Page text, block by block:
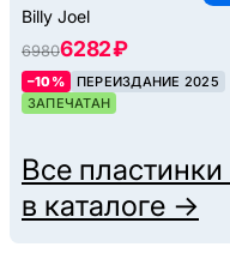
Billy Joel
69806282 ₽
–10%
ПЕРЕИЗДАНИЕ 2025
ЗАПЕЧАТАН
Все пластинки
в каталоге →